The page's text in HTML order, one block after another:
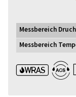
Messbereich
Messbereich
WRAS ACS